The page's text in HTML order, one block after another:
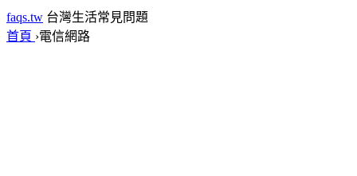
faqs.tw 台灣生活常見問題
首頁 ›電信網路